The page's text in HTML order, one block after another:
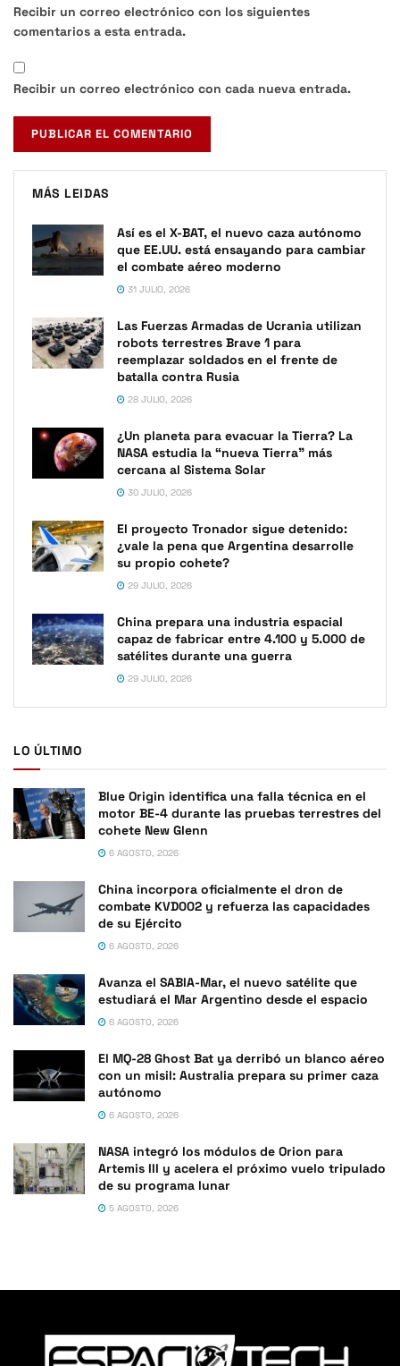
Recibir un correo electrónico con los siguientes
comentarios a esta entrada.
Recibir un correo electrónico con cada nueva entrada.
MÁS LEIDAS
Así es el X-BAT, el nuevo caza autónomo
que EE.UU. está ensayando para cambiar
el combate aéreo moderno
31 JULIO, 2026
Las Fuerzas Armadas de Ucrania utilizan
robots terrestres Brave 1 para
reemplazar soldados en el frente de
batalla contra Rusia
28 JULIO, 2026
¿Un planeta para evacuar la Tierra? La
NASA estudia la “nueva Tierra” más
cercana al Sistema Solar
30 JULIO, 2026
El proyecto Tronador sigue detenido:
¿vale la pena que Argentina desarrolle
su propio cohete?
29 JULIO, 2026
China prepara una industria espacial
capaz de fabricar entre 4.100 y 5.000 de
satélites durante una guerra
29 JULIO, 2026
LO ÚLTIMO
Blue Origin identifica una falla técnica en el
motor BE-4 durante las pruebas terrestres del
cohete New Glenn
6 AGOSTO, 2026
China incorpora oficialmente el dron de
combate KVD002 y refuerza las capacidades
de su Ejército
6 AGOSTO, 2026
Avanza el SABIA-Mar, el nuevo satélite que
estudiará el Mar Argentino desde el espacio
6 AGOSTO, 2026
El MQ-28 Ghost Bat ya derribó un blanco aéreo
con un misil: Australia prepara su primer caza
autónomo
6 AGOSTO, 2026
NASA integró los módulos de Orion para
Artemis III y acelera el próximo vuelo tripulado
de su programa lunar
5 AGOSTO, 2026